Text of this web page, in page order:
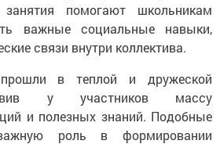
помогают школьникам
важные социальные навыки,
связи внутри коллектива.
в теплой и дружеской
у участников массу
и полезных знаний. Подобные
роль в формировании